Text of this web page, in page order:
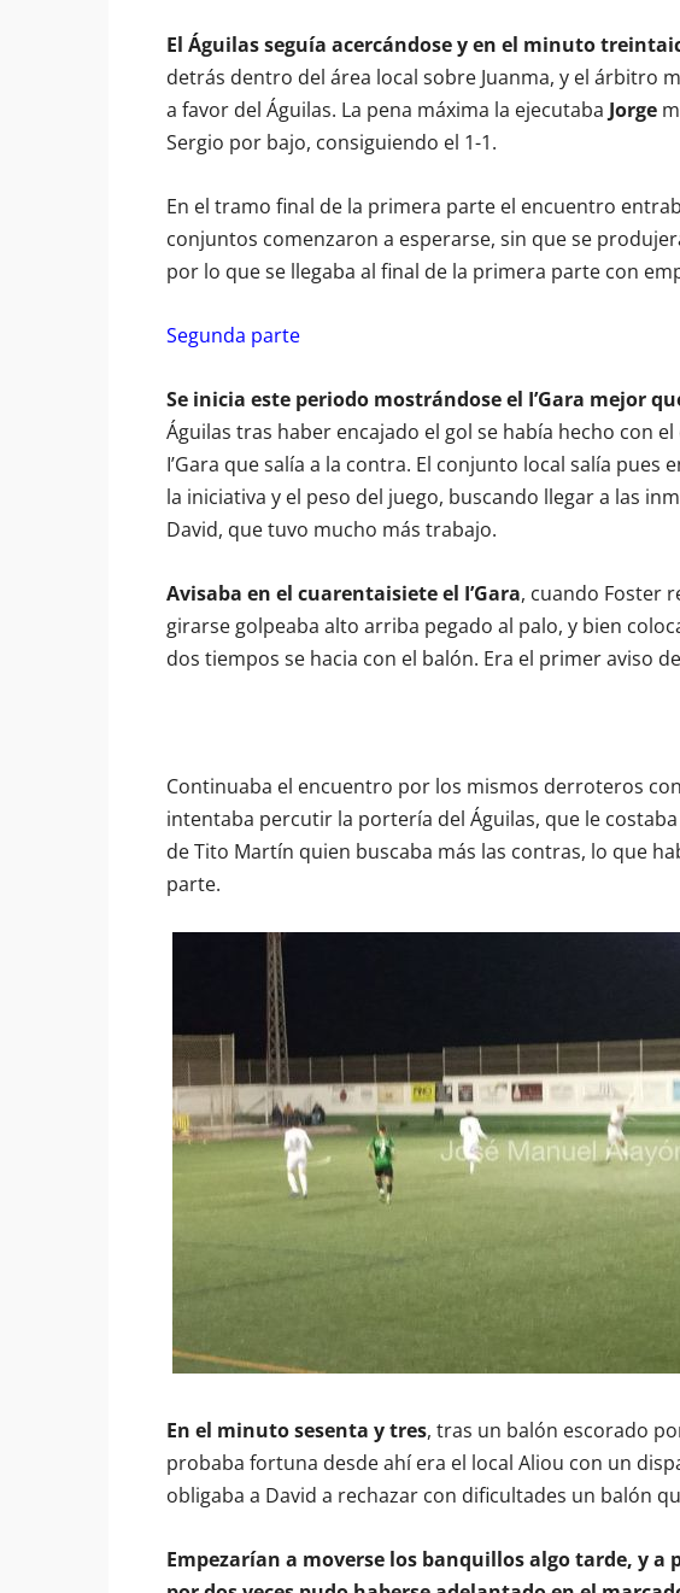
El Águilas seguía acercándose y en el minuto
detrás dentro del área local sobre Juanma, y el árbitro
a favor del Águilas. La pena máxima la ejecutaba Jorge
Sergio por bajo, consiguiendo el 1-1.
En el tramo final de la primera parte el encuentro
conjuntos comenzaron a esperarse, sin que se
por lo que se llegaba al final de la primera parte con
Segunda parte
Se inicia este periodo mostrándose el I’Gara mejor
Águilas tras haber encajado el gol se había hecho con
I’Gara que salía a la contra. El conjunto local salía pues
la iniciativa y el peso del juego, buscando llegar a las
David, que tuvo mucho más trabajo.
Avisaba en el cuarentaisiete el I’Gara, cuando Foster
girarse golpeaba alto arriba pegado al palo, y bien
dos tiempos se hacia con el balón. Era el primer aviso
Continuaba el encuentro por los mismos derroteros
intentaba percutir la portería del Águilas, que le
de Tito Martín quien buscaba más las contras, lo que
parte.
En el minuto sesenta y tres, tras un balón escorado
probaba fortuna desde ahí era el local Aliou con un
obligaba a David a rechazar con dificultades un balón
Empezarían a moverse los banquillos algo tarde, y a